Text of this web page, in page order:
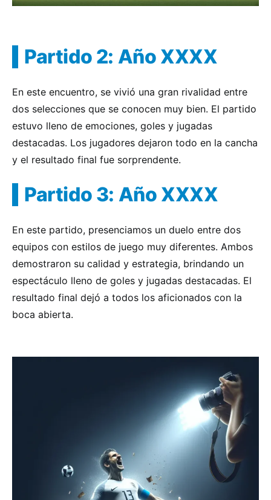
Partido 2: Año XXXX
En este encuentro, se vivió una gran rivalidad entre
dos selecciones que se conocen muy bien. El partido
estuvo lleno de emociones, goles y jugadas
destacadas. Los jugadores dejaron todo en la cancha
y el resultado final fue sorprendente.
Partido 3: Año XXXX
En este partido, presenciamos un duelo entre dos
equipos con estilos de juego muy diferentes. Ambos
demostraron su calidad y estrategia, brindando un
espectáculo lleno de goles y jugadas destacadas. El
resultado final dejó a todos los aficionados con la
boca abierta.